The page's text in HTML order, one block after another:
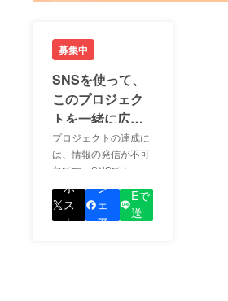
募集中
SNSを使って、
このプロジェク
トを一緒に広め
ましょう！
プロジェクトの達成に
は、情報の発信が不可
欠です。SNSでシェア
をして、あなたが応援
しているプロジェクト
の良さを知ってもらい
ポ
ス
ト
シ
ェ
ア
Eで
送